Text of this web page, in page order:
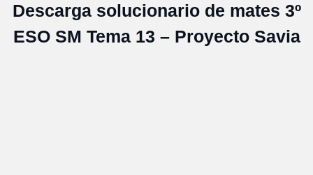
Descarga solucionario de mates 3º
ESO SM Tema 13 – Proyecto Savia